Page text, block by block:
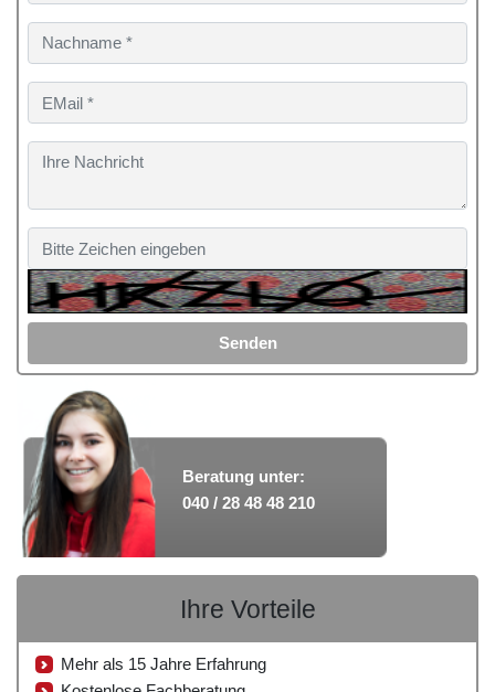
Senden
Beratung unter:
040 / 28 48 48 210
Ihre Vorteile
Mehr als 15 Jahre Erfahrung